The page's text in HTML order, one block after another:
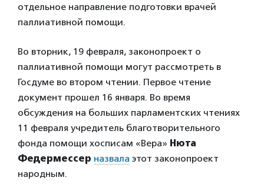
отдельное направление подготовки врачей
паллиативной помощи.
Во вторник, 19 февраля, законопроект о
паллиативной помощи могут рассмотреть в
Госдуме во втором чтении. Первое чтение
документ прошел 16 января. Во время
обсуждения на больших парламентских чтениях
11 февраля учредитель благотворительного
фонда помощи хосписам «Вера» Нюта
Федермессер назвала этот законопроект
народным.